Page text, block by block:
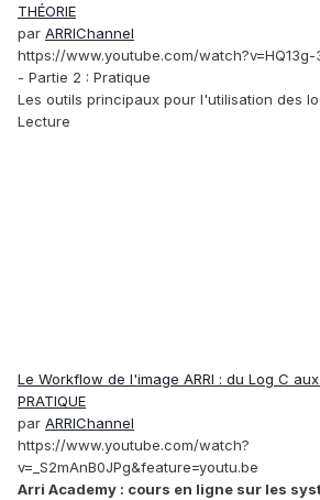
THÉORIE
par ARRIChannel
https://www.youtube.com/watch?v=HQ13g-
- Partie 2 : Pratique
Les outils principaux pour l'utilisation des
Lecture
Le Workflow de l'image ARRI : du Log C
PRATIQUE
par ARRIChannel
https://www.youtube.com/watch?
v=_S2mAnB0JPg&feature=youtu.be
Arri Academy : cours en ligne sur les